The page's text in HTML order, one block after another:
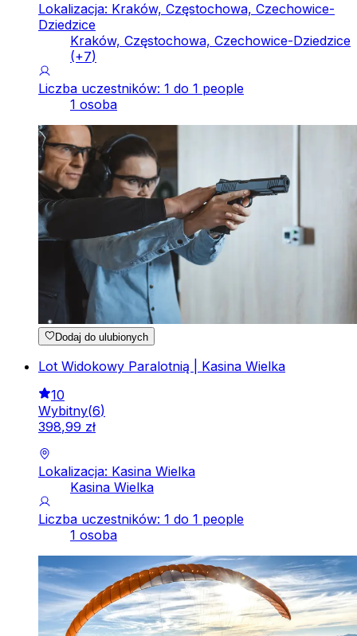
Lokalizacja: Kraków, Częstochowa, Czechowice-
Dziedzice
Kraków, Częstochowa, Czechowice-Dziedzice
(+7)
Liczba uczestników: 1 do 1 people
1 osoba
Dodaj do ulubionych
Lot Widokowy Paralotnią | Kasina Wielka
10
Wybitny(6)
398,99 zł
Lokalizacja: Kasina Wielka
Kasina Wielka
Liczba uczestników: 1 do 1 people
1 osoba